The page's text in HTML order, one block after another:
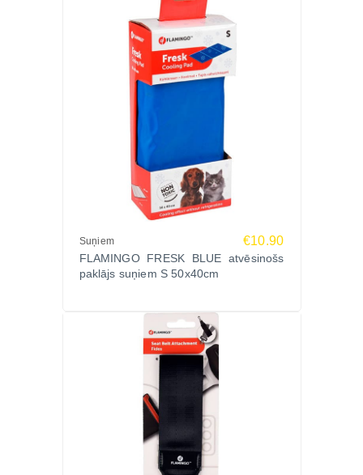
Suņiem €10.90
FLAMINGO FRESK BLUE atvēsinošs
paklājs suņiem S 50x40cm